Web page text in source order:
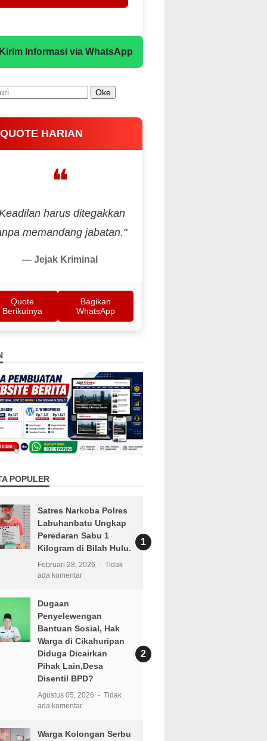
Informasi via WhatsApp
HARIAN
❝
harus ditegakkan
memandang jabatan."
— Jejak Kriminal
Quote
Berikutnya
Bagikan
WhatsApp
POPULER
Satres Narkoba Polres
Labuhanbatu Ungkap
Peredaran Sabu 1
Kilogram di Bilah Hulu.
Februari 28, 2026
Tidak
ada komentar
Dugaan
Penyelewengan
Bantuan Sosial, Hak
Warga di Cikahuripan
Diduga Dicairkan
Pihak Lain,Desa
Disentil BPD?
Agustus 05, 2026
Tidak
ada komentar
Warga Kolongan Serbu